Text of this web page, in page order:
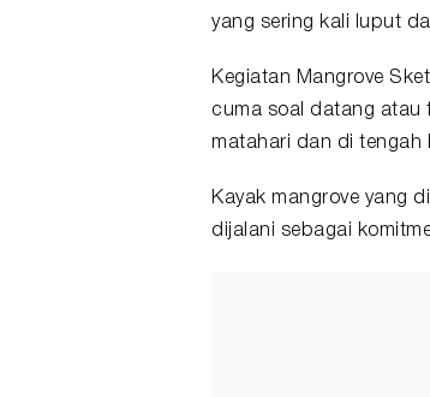
yang sering kali luput
Kegiatan Mangrove
cuma soal datang atau
matahari dan di tengah
Kayak mangrove yang
dijalani sebagai